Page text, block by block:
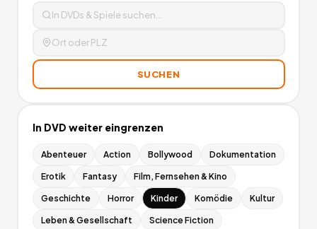
SUCHEN
In DVD weiter eingrenzen
Abenteuer Action Bollywood Dokumentation
Erotik Fantasy Film, Fernsehen & Kino
Geschichte Horror Kinder Komödie Kultur
Leben & Gesellschaft Science Fiction